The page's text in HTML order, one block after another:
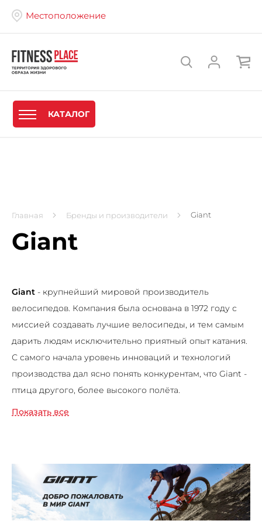
Местоположение
КАТАЛОГ
Главная Бренды и производители Giant
Giant
Giant - крупнейший мировой производитель
велосипедов. Компания была основана в 1972 году с
миссией создавать лучшие велосипеды, и тем самым
дарить людям исключительно приятный опыт катания.
С самого начала уровень инноваций и технологий
производства дал ясно понять конкурентам, что Giant -
птица другого, более высокого полёта.
Всё начиналось с наших облегчённых хромолиевых
стали позволять всё большему количеству
велосипедистов открывать для себя катание
совершенно по-новому. Впоследствии GIANT стал
пионером, а затем крупнейшим разработчиком
Показать все